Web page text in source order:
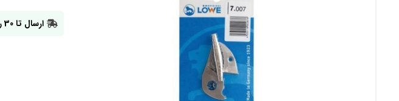
ارسال تا 30 روز کاری